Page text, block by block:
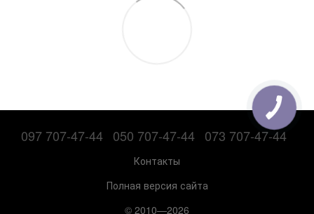
097 707-47-44 050 707-47-44 073 707-47-44
Контакты
Полная версия сайта
© 2010—2026